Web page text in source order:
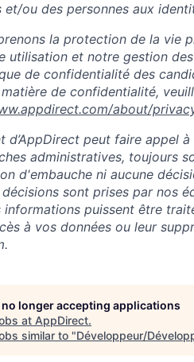
et/ou des personnes aux
la protection de la vie
utilisation et notre gestion
de confidentialité des
de confidentialité,
about/
d’AppDirect peut faire appel
administratives, toujours
d'embauche ni aucune
sont prises par nos
puissent être
à vos données ou leur
longer accepting applications
at AppDirect.
similar to "Développeur/